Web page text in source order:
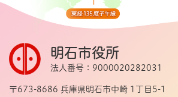
明石市役所
法人番号：9000020282031
〒673-8686 兵庫県明石市中崎 1丁目5-1